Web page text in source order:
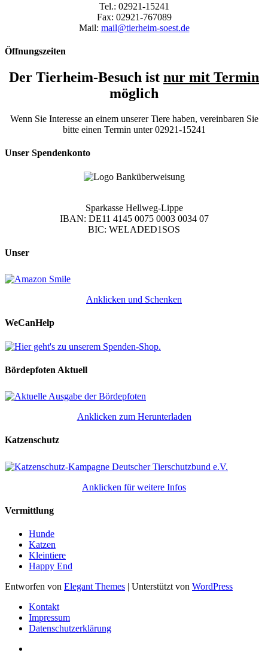
Tel.: 02921-15241
Fax: 02921-767089
Mail: mail@tierheim-soest.de
Öffnungszeiten
Der Tierheim-Besuch ist nur mit Termin
möglich
Wenn Sie Interesse an einem unserer Tiere haben, vereinbaren Sie
bitte einen Termin unter 02921-15241
Unser Spendenkonto
Sparkasse Hellweg-Lippe
IBAN: DE11 4145 0075 0003 0034 07
BIC: WELADED1SOS
Unser
Anklicken und Schenken
WeCanHelp
Bördepfoten Aktuell
Anklicken zum Herunterladen
Katzenschutz
Anklicken für weitere Infos
Vermittlung
Hunde
Katzen
Kleintiere
Happy End
Entworfen von Elegant Themes | Unterstützt von WordPress
Kontakt
Impressum
Datenschutzerklärung